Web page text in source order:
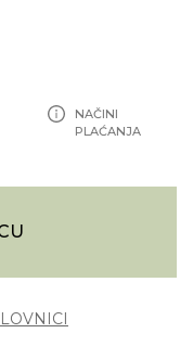
NAČINI
PLAĆANJA